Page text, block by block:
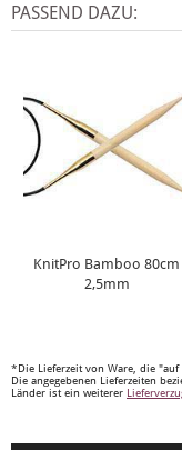
PASSEND DAZU:
KnitPro Bamboo 80cm
2,5mm
*Die Lieferzeit von Ware, die "auf
Die angegebenen Lieferzeiten
Länder ist ein weiterer